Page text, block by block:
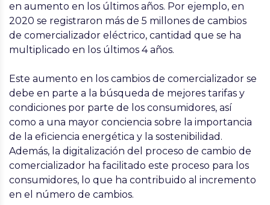
en aumento en los últimos años. Por ejemplo, en
2020 se registraron más de 5 millones de cambios
de comercializador eléctrico, cantidad que se ha
multiplicado en los últimos 4 años.
Este aumento en los cambios de comercializador se
debe en parte a la búsqueda de mejores tarifas y
condiciones por parte de los consumidores, así
como a una mayor conciencia sobre la importancia
de la eficiencia energética y la sostenibilidad.
Además, la digitalización del proceso de cambio de
comercializador ha facilitado este proceso para los
consumidores, lo que ha contribuido al incremento
en el número de cambios.